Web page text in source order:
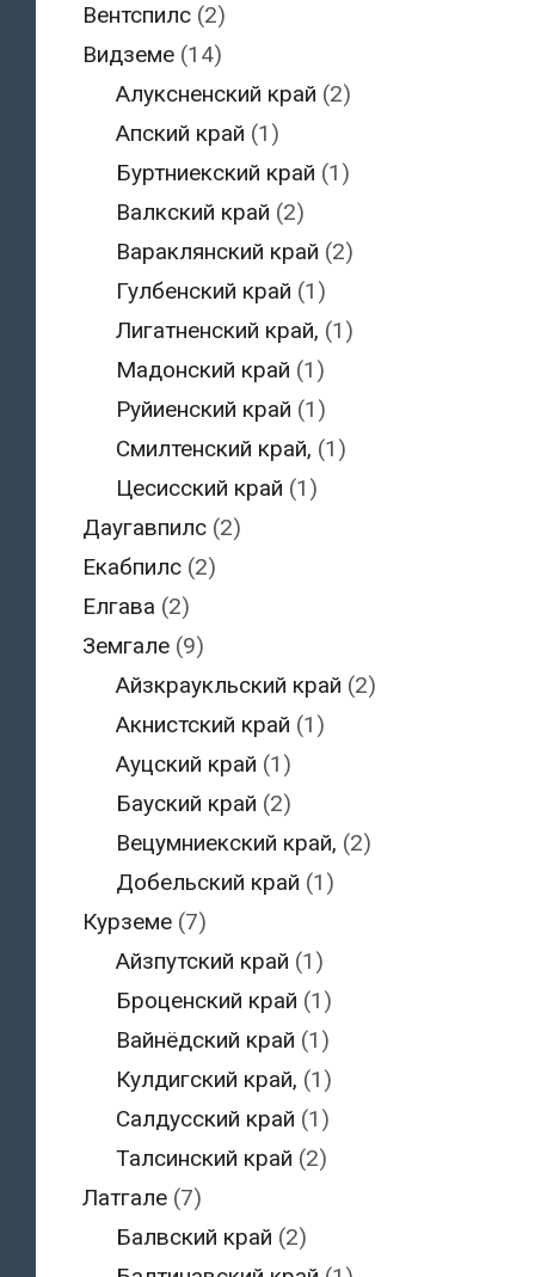
Вентспилс(2)
Видземе(14)
Алуксненский край (2)
Апский край (1)
Буртниекский край (1)
Валкский край (2)
Вараклянский край (2)
Гулбенский край (1)
Лигатненский край, (1)
Мадонский край (1)
Руйиенский край (1)
Смилтенский край, (1)
Цесисский край (1)
Даугавпилс(2)
Екабпилс(2)
Елгава (2)
Земгале(9)
Айзкраукльский край (2)
Акнистский край (1)
Ауцский край (1)
Бауский край (2)
Вецумниекский край, (2)
Добельский край (1)
Курземе(7)
Айзпутский край (1)
Броценский край (1)
Вайнёдский край (1)
Кулдигский край, (1)
Салдусский край (1)
Талсинский край (2)
Латгале(7)
Балвский край (2)